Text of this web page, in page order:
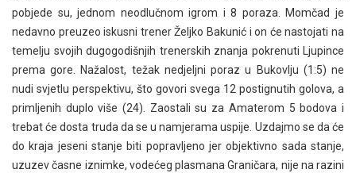
pobjede su, jednom neodlučnom igrom i 8 poraza. Momčad je
nedavno preuzeo iskusni trener Željko Bakunić i on će nastojati na
temelju svojih dugogodišnjih trenerskih znanja pokrenuti Ljupince
prema gore. Nažalost, težak nedjeljni poraz u Bukovlju (1:5) ne
nudi svjetlu perspektivu, što govori svega 12 postignutih golova, a
primljenih duplo više (24). Zaostali su za Amaterom 5 bodova i
trebat će dosta truda da se u namjerama uspije. Uzdajmo se da će
do kraja jeseni stanje biti popravljeno jer objektivno sada stanje,
uzuzev časne iznimke, vodećeg plasmana Graničara, nije na razini